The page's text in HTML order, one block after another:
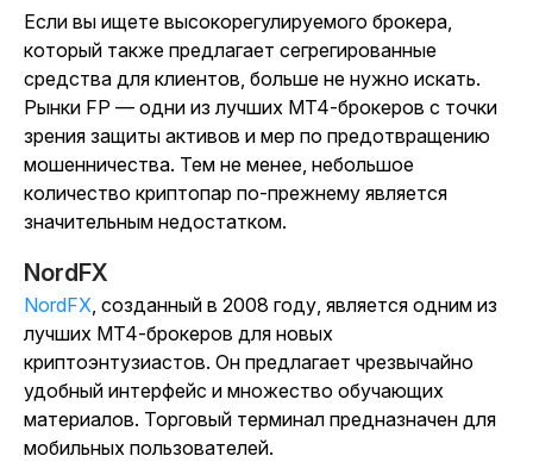
Если вы ищете высокорегулируемого брокера,
который также предлагает сегрегированные
средства для клиентов, больше не нужно искать.
Рынки FP — одни из лучших MT4-брокеров с точки
зрения защиты активов и мер по предотвращению
мошенничества. Тем не менее, небольшое
количество криптопар по-прежнему является
значительным недостатком.
NordFX
NordFX, созданный в 2008 году, является одним из
лучших MT4-брокеров для новых
криптоэнтузиастов. Он предлагает чрезвычайно
удобный интерфейс и множество обучающих
материалов. Торговый терминал предназначен для
мобильных пользователей.